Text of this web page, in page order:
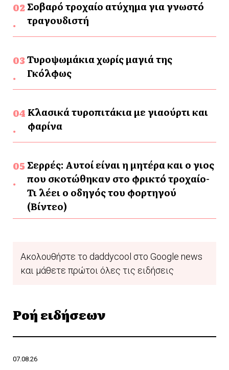
Σοβαρό τροχαίο ατύχημα για γνωστό
τραγουδιστή
Τυροψωμάκια χωρίς μαγιά της
Γκόλφως
Κλασικά τυροπιτάκια με γιαούρτι και
φαρίνα
Σερρές: Αυτοί είναι η μητέρα και ο γιος
που σκοτώθηκαν στο φρικτό τροχαίο-
Τι λέει ο οδηγός του φορτηγού
(Βίντεο)
Ακολουθήστε το daddycool στο Google news
και μάθετε πρώτοι όλες τις ειδήσεις
Ροή ειδήσεων
07.08.26